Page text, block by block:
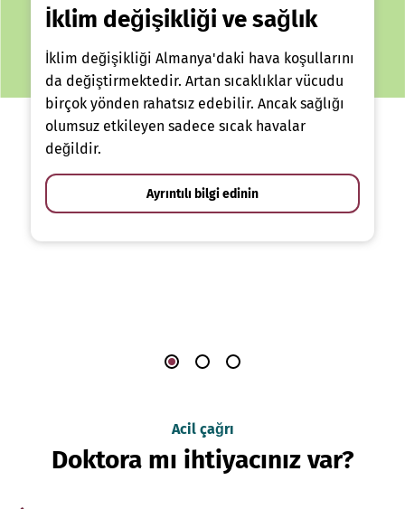
İklim değişikliği ve sağlık
İklim değişikliği Almanya'daki hava koşullarını
da değiştirmektedir. Artan sıcaklıklar vücudu
birçok yönden rahatsız edebilir. Ancak sağlığı
olumsuz etkileyen sadece sıcak havalar
değildir.
Ayrıntılı bilgi edinin
Acil çağrı
Doktora mı ihtiyacınız var?